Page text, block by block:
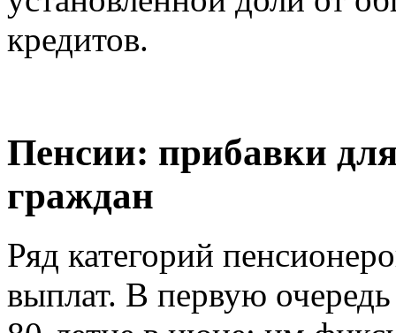
кредитов.
Пенсии: прибавки
граждан
Ряд категорий
выплат. В первую очередь